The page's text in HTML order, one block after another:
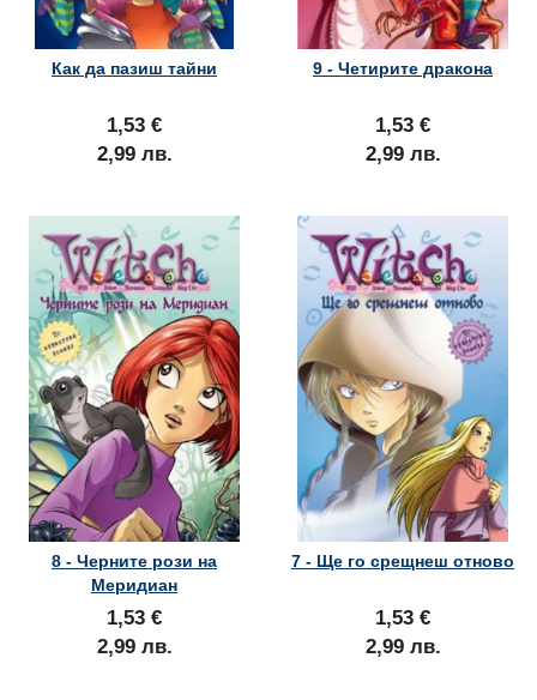
Как да пазиш тайни
1,53 €
2,99 лв.
9 - Четирите дракона
1,53 €
2,99 лв.
8 - Черните рози на
Меридиан
1,53 €
2,99 лв.
7 - Ще го срещнеш отново
1,53 €
2,99 лв.